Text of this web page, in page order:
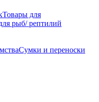
Товары для
рыб/ рептилий
Сумки и переноски